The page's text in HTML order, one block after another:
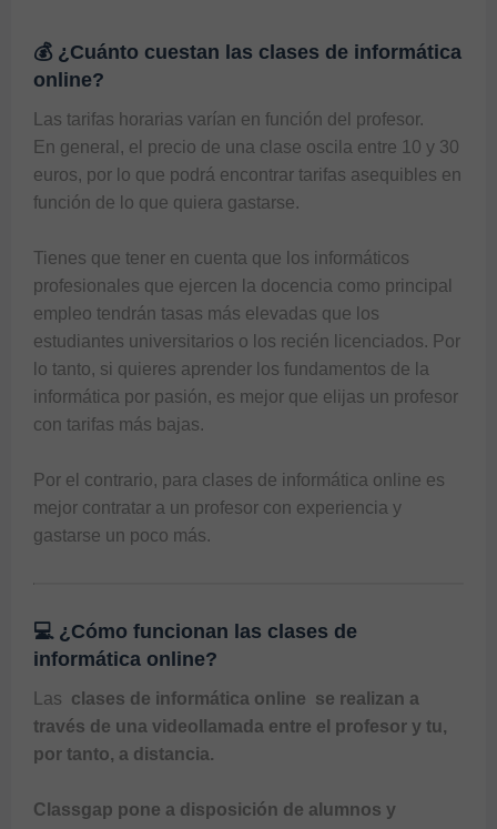
💰 ¿Cuánto cuestan las clases de informática
online?
Las tarifas horarias varían en función del profesor.
En general, el precio de una clase oscila entre 10 y 30
euros, por lo que podrá encontrar tarifas asequibles en
función de lo que quiera gastarse.
Tienes que tener en cuenta que los informáticos
profesionales que ejercen la docencia como principal
empleo tendrán tasas más elevadas que los
estudiantes universitarios o los recién licenciados. Por
lo tanto, si quieres aprender los fundamentos de la
informática por pasión, es mejor que elijas un profesor
con tarifas más bajas.
Por el contrario, para clases de informática online es
mejor contratar a un profesor con experiencia y
gastarse un poco más.
💻 ¿Cómo funcionan las clases de
informática online?
Las clases de informática online se realizan a
través de una videollamada entre el profesor y tu,
por tanto, a distancia.
Classgap pone a disposición de alumnos y